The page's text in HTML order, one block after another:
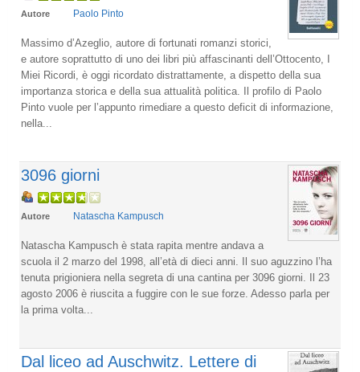
Autore Paolo Pinto
Massimo d’Azeglio, autore di fortunati romanzi storici,
e autore soprattutto di uno dei libri più affascinanti dell’Ottocento, I
Miei Ricordi, è oggi ricordato distrattamente, a dispetto della sua
importanza storica e della sua attualità politica. Il profilo di Paolo
Pinto vuole per l’appunto rimediare a questo deficit di informazione,
nella...
3096 giorni
Autore Natascha Kampusch
Natascha Kampusch è stata rapita mentre andava a
scuola il 2 marzo del 1998, all’età di dieci anni. Il suo aguzzino l’ha
tenuta prigioniera nella segreta di una cantina per 3096 giorni. Il 23
agosto 2006 è riuscita a fuggire con le sue forze. Adesso parla per
la prima volta...
Dal liceo ad Auschwitz. Lettere di